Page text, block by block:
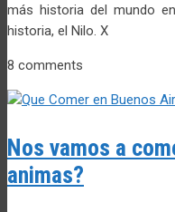
más historia del mundo
historia, el Nilo. X
8 comments
Nos vamos a
animas?